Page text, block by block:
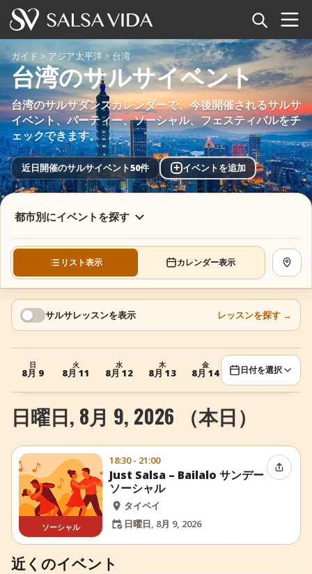
ホーム
イベント
ニュース
記事
動画
サルサ用語集
ショップ
+ イベントを追加
ガイド > アジア太平洋 > 台湾
台湾のサルサイベント
台湾のサルサダンスカレンダーで、今後開催されるサルサ
イベント、パーティー、ソーシャル、フェスティバルをチ
ェックできます。
近日開催のサルサイベント50件 + イベントを追加
都市別にイベントを探す
リスト表示 カレンダー表示 地図
サルサレッスンを表示 レッスンを探す →
日
8月 9
火
8月 11
水
8月 12
木
8月 13
金
8月 14
日
8月 16 8月 18
日付を選択
日曜日, 8月 9, 2026 （本日）
ソーシャル
18:30 - 21:00
Just Salsa – Bailalo サンデー
ソーシャル
タイペイ
日曜日, 8月 9, 2026
イベン
近くのイベント